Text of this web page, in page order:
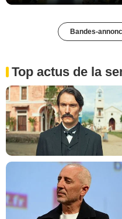
Bandes-
Top actus de la